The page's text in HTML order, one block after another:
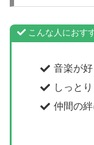
こんな人におす
音楽が好
しっと
仲間の